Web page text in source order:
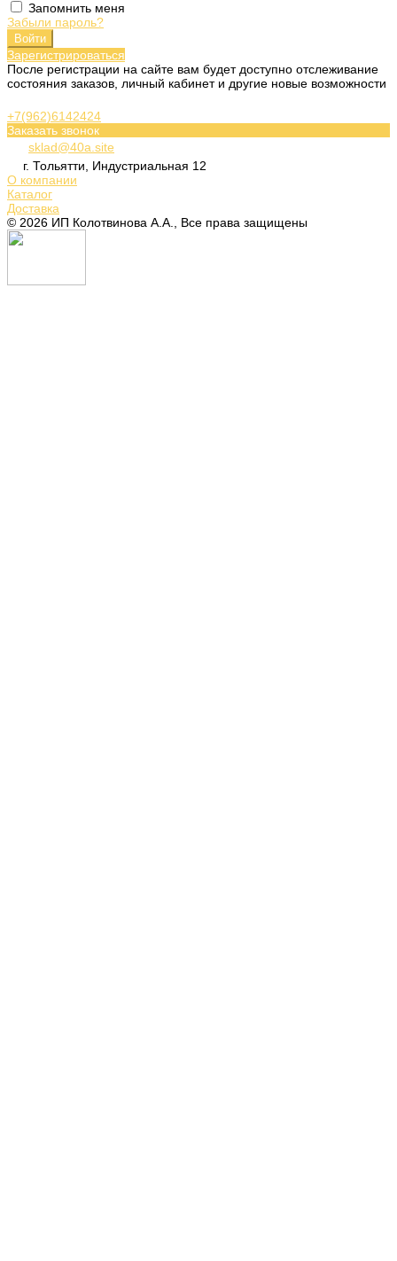
Запомнить меня
Забыли пароль?
Войти
Зарегистрироваться
После регистрации на сайте вам будет доступно отслеживание
состояния заказов, личный кабинет и другие новые возможности
+7(962)6142424
Заказать звонок
sklad@40a.site
г. Тольятти, Индустриальная 12
О компании
Каталог
Доставка
© 2026 ИП Колотвинова А.А., Все права защищены